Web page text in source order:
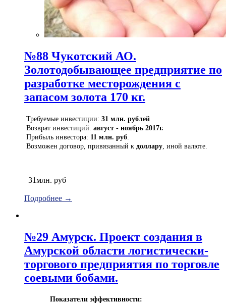
№88 Чукотский АО.
Золотодобывающее предприятие по
разработке месторождения с
запасом золота 170 кг.
Требуемые инвестиции: 31 млн. рублей
Возврат инвестиций: август - ноябрь 2017г.
Прибыль инвестора: 11 млн. руб.
Возможен договор, привязанный к доллару, иной валюте.
31млн. руб
Подробнее →
№29 Амурск. Проект создания в
Амурской области логистически-
торгового предприятия по торговле
соевыми бобами.
Показатели эффективности: